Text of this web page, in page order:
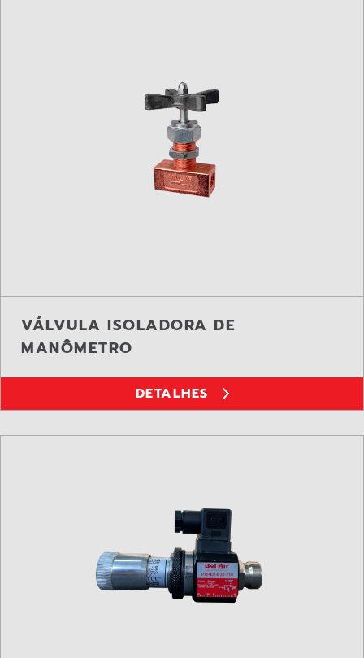
VÁLVULA ISOLADORA DE
MANÔMETRO
DETALHES